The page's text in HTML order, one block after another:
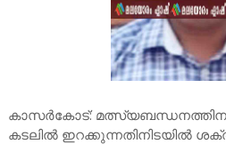
കാസർകോട്:
കടലിൽ ഇറക്കുന്നതിനിടയിൽ